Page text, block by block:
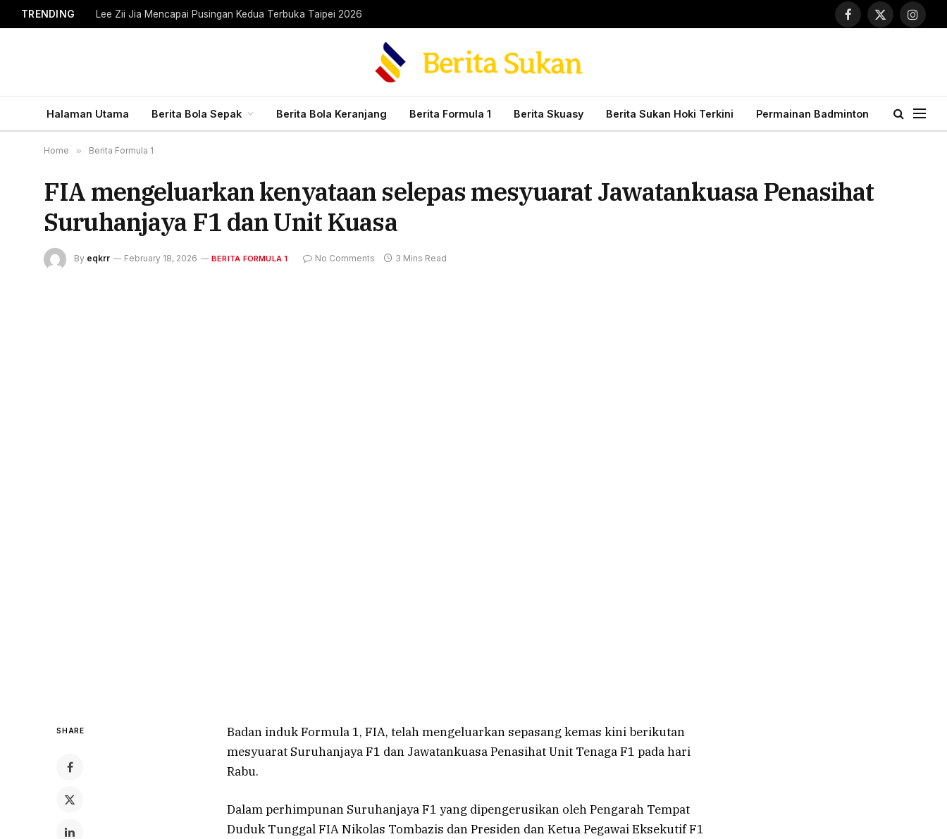
TRENDING Lee Zii Jia Mencapai Pusingan Kedua Terbuka Taipei 2026
Facebook
X
Halaman Utama Berita Bola Sepak Berita Bola Keranjang Berita Formula 1 Berita Skuasy Berita Sukan Hoki Terkini Permainan Badminton
Home » Berita Formula 1
FIA mengeluarkan kenyataan selepas mesyuarat Jawatankuasa Penasihat
Suruhanjaya F1 dan Unit Kuasa
By eqkrr February 18, 2026 BERITA FORMULA 1 No Comments 3 Mins Read
SHARE
Badan induk Formula 1, FIA, telah mengeluarkan sepasang kemas kini berikutan
mesyuarat Suruhanjaya F1 dan Jawatankuasa Penasihat Unit Tenaga F1 pada hari
Rabu.
Dalam perhimpunan Suruhanjaya F1 yang dipengerusikan oleh Pengarah Tempat
Duduk Tunggal FIA Nikolas Tombazis dan Presiden dan Ketua Pegawai Eksekutif F1